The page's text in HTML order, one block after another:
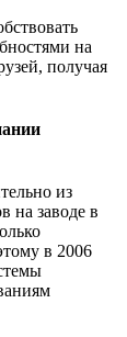
на
получая
из
на заводе в
в 2006